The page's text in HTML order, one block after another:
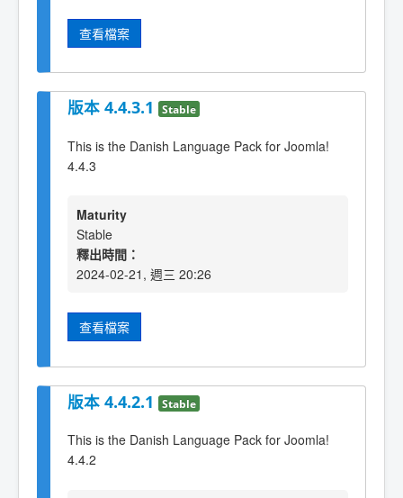
查看檔案
版本 4.4.3.1 Stable
This is the Danish Language Pack for Joomla!
4.4.3
Maturity
Stable
釋出時間：
2024-02-21, 週三 20:26
查看檔案
版本 4.4.2.1 Stable
This is the Danish Language Pack for Joomla!
4.4.2